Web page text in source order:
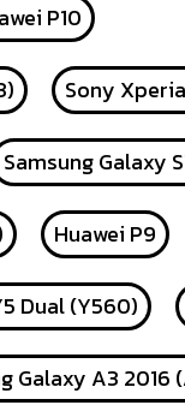
P10
Sony
Samsung Galaxy
Huawei P9
Dual (Y560)
Galaxy A3 2016